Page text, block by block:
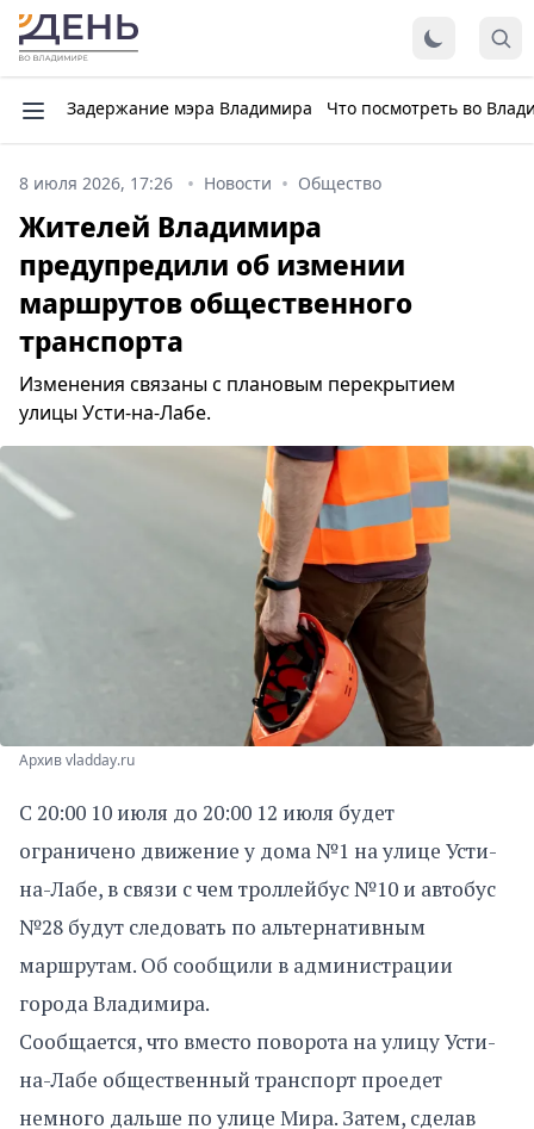
Задержание мэра Владимира Что посмотреть во
8 июля 2026, 17:26 Новости Общество
Жителей Владимира
предупредили об измении
маршрутов общественного
транспорта
Изменения связаны с плановым перекрытием
улицы Усти-на-Лабе.
Архив vladday.ru
С 20:00 10 июля до 20:00 12 июля будет
ограничено движение у дома №1 на улице Усти-
на-Лабе, в связи с чем троллейбус №10 и автобус
№28 будут следовать по альтернативным
маршрутам. Об сообщили в администрации
города Владимира.
Сообщается, что вместо поворота на улицу Усти-
на-Лабе общественный транспорт проедет
немного дальше по улице Мира. Затем, сделав